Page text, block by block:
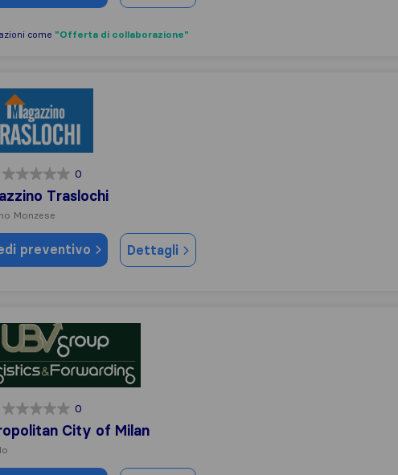
come "Offerta di collaborazione"
Traslochi
0
Traslochi
Monzese
preventivo Dettagli
City of Milan
0
City of Milan